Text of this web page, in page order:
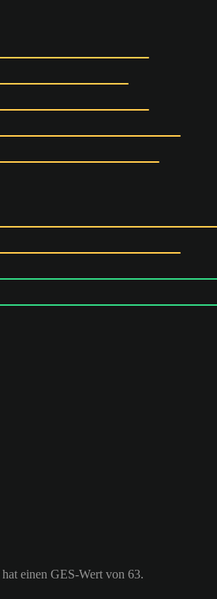
einen GES-Wert von 63.